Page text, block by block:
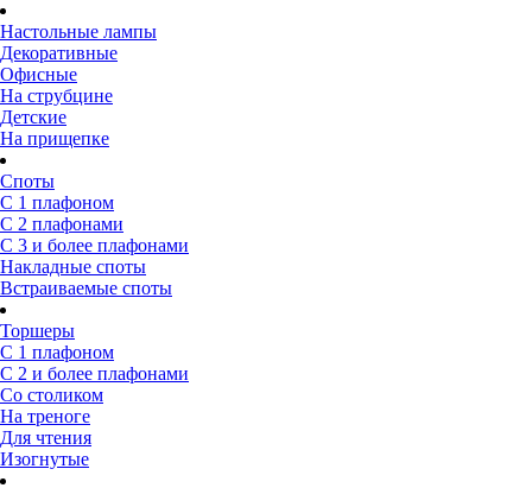
Настольные лампы
Декоративные
Офисные
На струбцине
Детские
На прищепке
Споты
С 1 плафоном
С 2 плафонами
С 3 и более плафонами
Накладные споты
Встраиваемые споты
Торшеры
С 1 плафоном
С 2 и более плафонами
Со столиком
На треноге
Для чтения
Изогнутые